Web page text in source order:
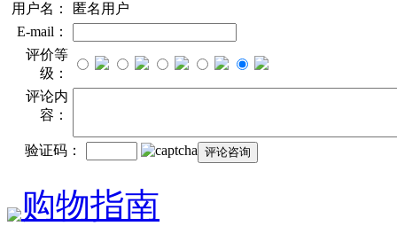
用户名：
匿名用户
E-mail：
评价等
级：
评论内
容：
验证码：
购物指南